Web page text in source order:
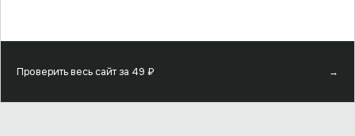
Проверить весь сайт за 49 ₽ →